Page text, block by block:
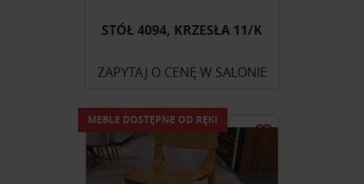
STÓŁ 4094, KRZESŁA 11/K
ZAPYTAJ O CENĘ W SALONIE
MEBLE DOSTĘPNE OD RĘKI